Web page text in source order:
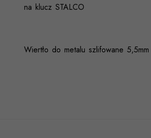
na klucz STALCO
Wiertło do metalu szlifowane 5,5mm